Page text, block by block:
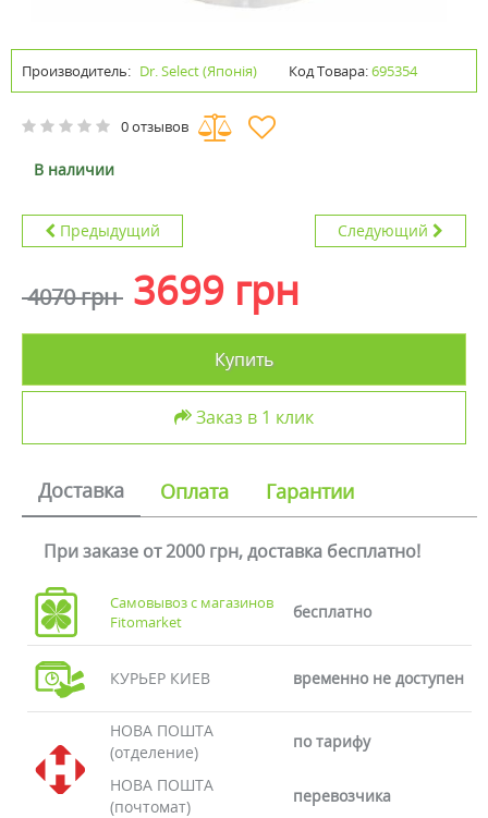
Производитель: Dr. Select (Японія) Код Товара:695354
0 отзывов
В наличии
Предыдущий Следующий
4070 грн 3699 грн
Купить
Заказ в 1 клик
Доставка Оплата Гарантии
При заказе от 2000 грн, доставка бесплатно!
Самовывоз с магазинов
Fitomarket
бесплатно
КУРЬЕР КИЕВ временно не доступен
НОВА ПОШТА
(отделение)
по тарифу
НОВА ПОШТА
(почтомат)
перевозчика